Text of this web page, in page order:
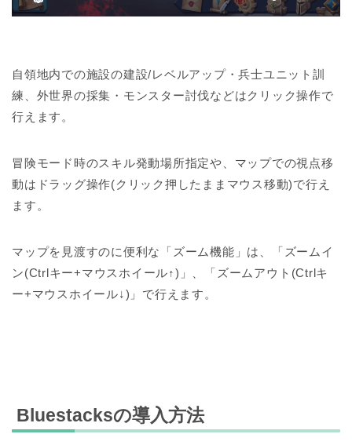
自領地内での施設の建設/レベルアップ・兵士ユニット訓
練、外世界の採集・モンスター討伐などはクリック操作で
行えます。
冒険モード時のスキル発動場所指定や、マップでの視点移
動はドラッグ操作(クリック押したままマウス移動)で行え
ます。
マップを見渡すのに便利な「ズーム機能」は、「ズームイ
ン(Ctrlキー+マウスホイール↑)」、「ズームアウト(Ctrlキ
ー+マウスホイール↓)」で行えます。
Bluestacksの導入方法